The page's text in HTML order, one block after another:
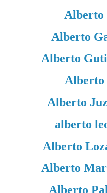
Alberto
Alberto
Alberto
Alberto
Alberto
alberto
Alberto
Alberto
Alberto